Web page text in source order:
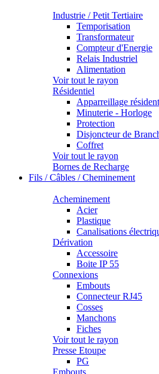
Industrie / Petit Tertiaire
Temporisation
Transformateur
Compteur d'Energie
Relais Industriel
Alimentation
Voir tout le rayon
Résidentiel
Apparreillage
Minuterie - Horloge
Protection
Disjoncteur de
Coffret
Voir tout le rayon
Bornes de Recharge
Fils / Câbles / Cheminement
Acheminement
Acier
Plastique
Canalisations
Dérivation
Accessoire
Boite IP 55
Connexions
Embouts
Connecteur RJ45
Cosses
Manchons
Fiches
Voir tout le rayon
Presse Etoupe
PG